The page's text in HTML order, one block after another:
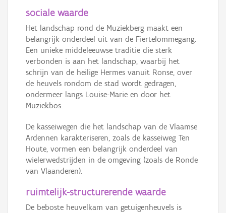
sociale waarde
Het landschap rond de Muziekberg maakt een
belangrijk onderdeel uit van de Fiertelommegang.
Een unieke middeleeuwse traditie die sterk
verbonden is aan het landschap, waarbij het
schrijn van de heilige Hermes vanuit Ronse, over
de heuvels rondom de stad wordt gedragen,
ondermeer langs Louise-Marie en door het
Muziekbos.
De kasseiwegen die het landschap van de Vlaamse
Ardennen karakteriseren, zoals de kasseiweg Ten
Houte, vormen een belangrijk onderdeel van
wielerwedstrijden in de omgeving (zoals de Ronde
van Vlaanderen).
ruimtelijk-structurerende waarde
De beboste heuvelkam van getuigenheuvels is